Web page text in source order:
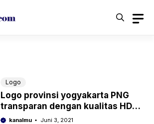
Logo
Logo provinsi yogyakarta PNG
transparan dengan kualitas HD
kanalmu Juni 3, 2021